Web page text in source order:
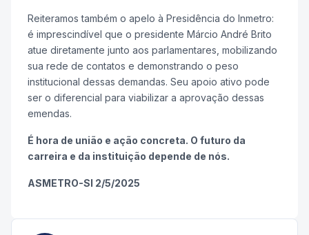
Reiteramos também o apelo à Presidência do Inmetro:
é imprescindível que o presidente Márcio André Brito
atue diretamente junto aos parlamentares, mobilizando
sua rede de contatos e demonstrando o peso
institucional dessas demandas. Seu apoio ativo pode
ser o diferencial para viabilizar a aprovação dessas
emendas.
É hora de união e ação concreta. O futuro da
carreira e da instituição depende de nós.
ASMETRO-SI 2/5/2025